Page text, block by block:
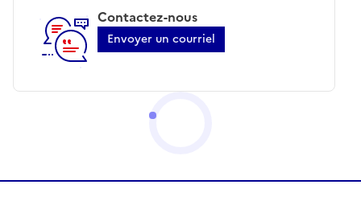
Contactez-nous
Envoyer un courriel